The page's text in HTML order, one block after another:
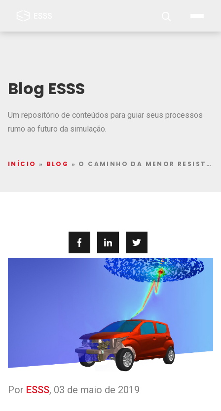
Blog ESSS
Um repositório de conteúdos para guiar seus processos
rumo ao futuro da simulação.
INÍCIO » BLOG » O CAMINHO DA MENOR RESISTÊNCIA VIA SIMULAÇÃO ELETROMAGNÉTICA
Por ESSS, 03 de maio de 2019